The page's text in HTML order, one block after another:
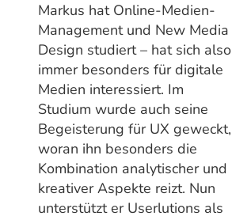
Markus hat Online-Medien-
Management und New Media
Design studiert – hat sich also
immer besonders für digitale
Medien interessiert. Im
Studium wurde auch seine
Begeisterung für UX geweckt,
woran ihn besonders die
Kombination analytischer und
kreativer Aspekte reizt. Nun
unterstützt er Userlutions als